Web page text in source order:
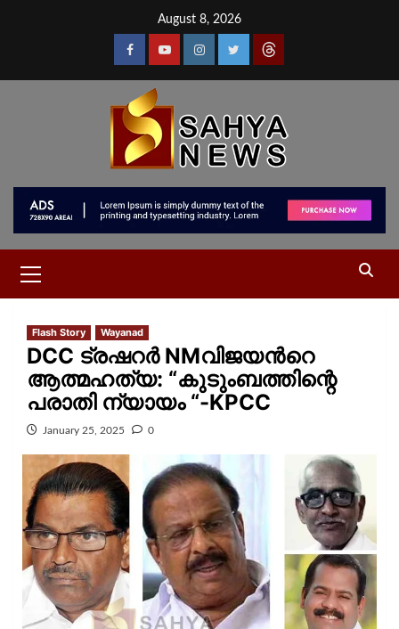
August 8, 2026
Flash Story Wayanad
DCC ട്രഷറർ NMവിജയൻറെ
ആത്മഹത്യ: “കുടുംബത്തിന്റെ
പരാതി ന്യായം “-KPCC
January 25, 2025 0